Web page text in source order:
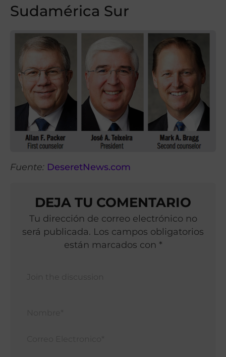
Sudamérica Sur
Fuente: DeseretNews.com
DEJA TU COMENTARIO
Tu dirección de correo electrónico no
será publicada. Los campos obligatorios
están marcados con *